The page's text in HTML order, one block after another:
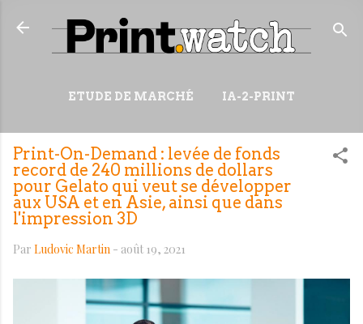
Accéder au contenu principal
ETUDE DE MARCHÉ IA-2-PRINT
PLUS… WIKI
Print-On-Demand : levée de fonds
record de 240 millions de dollars
pour Gelato qui veut se développer
aux USA et en Asie, ainsi que dans
l'impression 3D
Par Ludovic Martin - août 19, 2021